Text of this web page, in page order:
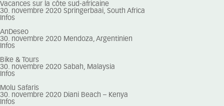
Vacances sur la côte sud-africaine
30. novembre 2020 Springerbaai, South Africa
Infos
AnDeseo
30. novembre 2020 Mendoza, Argentinien
Infos
Bike & Tours
30. novembre 2020 Sabah, Malaysia
Infos
Molu Safaris
30. novembre 2020 Diani Beach – Kenya
Infos